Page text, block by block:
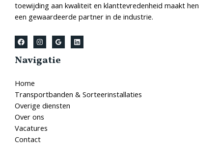
toewijding aan kwaliteit en klanttevredenheid maakt hen
een gewaardeerde partner in de industrie.
Navigatie
Home
Transportbanden & Sorteerinstallaties
Overige diensten
Over ons
Vacatures
Contact